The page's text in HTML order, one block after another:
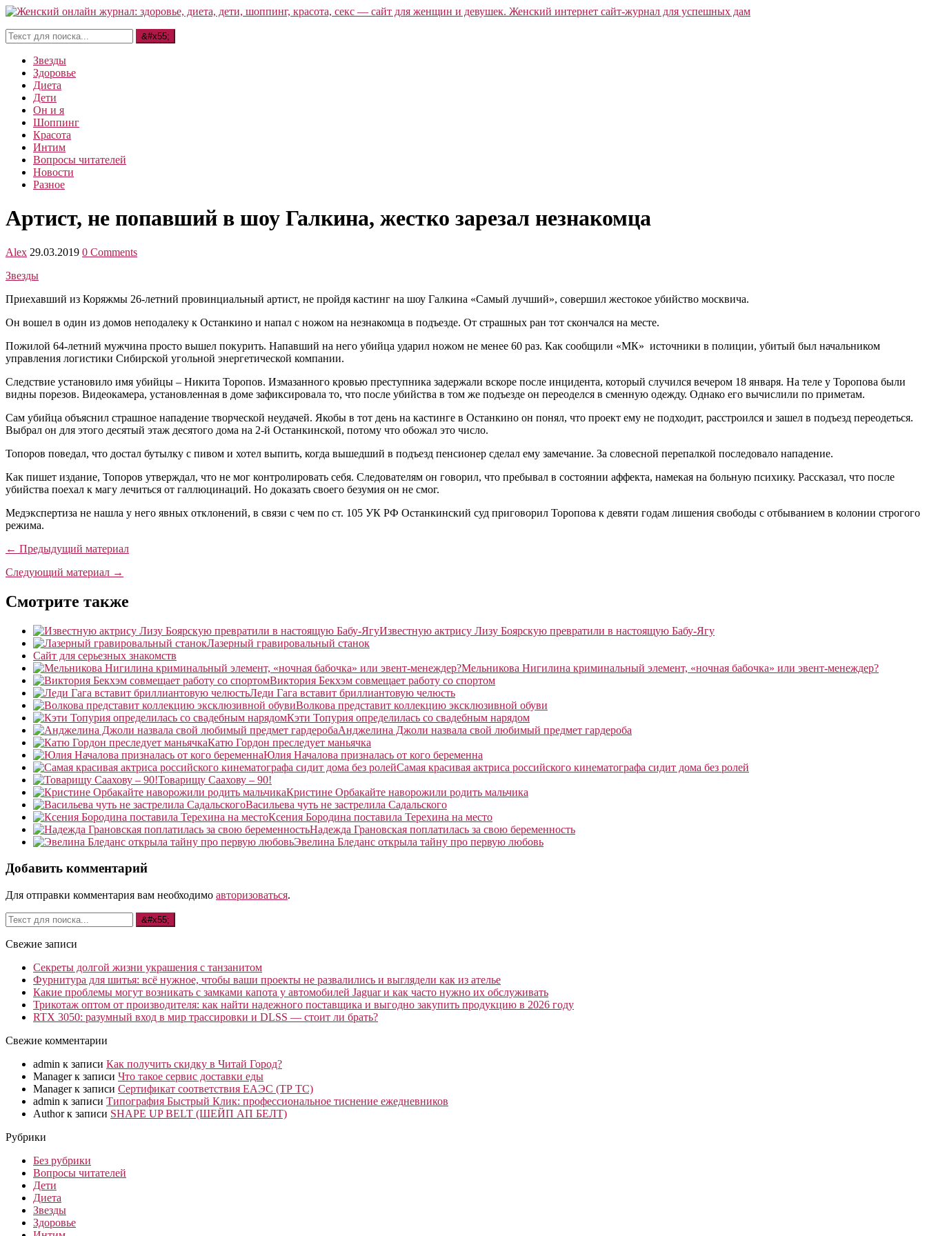
Звезды
Здоровье
Диета
Дети
Он и я
Шоппинг
Красота
Интим
Вопросы читателей
Новости
Разное
Артист, не попавший в шоу Галкина, жестко зарезал незнакомца
Alex 29.03.2019 0 Comments
Звезды
Приехавший из Коряжмы 26-летний провинциальный артист, не пройдя кастинг на шоу Галкина «Самый лучший», совершил жестокое убийство москвича.
Он вошел в один из домов неподалеку к Останкино и напал с ножом на незнакомца в подъезде. От страшных ран тот скончался на месте.
Пожилой 64-летний мужчина просто вышел покурить. Напавший на него убийца ударил ножом не менее 60 раз. Как сообщили «МК» источники в полиции, убитый был начальником
управления логистики Сибирской угольной энергетической компании.
Следствие установило имя убийцы – Никита Торопов. Измазанного кровью преступника задержали вскоре после инцидента, который случился вечером 18 января. На теле у Торопова были
видны порезов. Видеокамера, установленная в доме зафиксировала то, что после убийства в том же подъезде он переоделся в сменную одежду. Однако его вычислили по приметам.
Сам убийца объяснил страшное нападение творческой неудачей. Якобы в тот день на кастинге в Останкино он понял, что проект ему не подходит, расстроился и зашел в подъезд переодеться.
Выбрал он для этого десятый этаж десятого дома на 2-й Останкинской, потому что обожал это число.
Топоров поведал, что достал бутылку с пивом и хотел выпить, когда вышедший в подъезд пенсионер сделал ему замечание. За словесной перепалкой последовало нападение.
Как пишет издание, Топоров утверждал, что не мог контролировать себя. Следователям он говорил, что пребывал в состоянии аффекта, намекая на больную психику. Рассказал, что после
убийства поехал к магу лечиться от галлюцинаций. Но доказать своего безумия он не смог.
Медэкспертиза не нашла у него явных отклонений, в связи с чем по ст. 105 УК РФ Останкинский суд приговорил Торопова к девяти годам лишения свободы с отбыванием в колонии строгого
режима.
← Предыдущий материал
Следующий материал →
Смотрите также
Известную актрису Лизу Боярскую превратили в настоящую Бабу-Ягу
Лазерный гравировальный станок
Сайт для серьезных знакомств
Мельникова Нигилина криминальный элемент, «ночная бабочка» или эвент-менеждер?
Виктория Бекхэм совмещает работу со спортом
Леди Гага вставит бриллиантовую челюсть
Волкова представит коллекцию эксклюзивной обуви
Кэти Топурия определилась со свадебным нарядом
Анджелина Джоли назвала свой любимый предмет гардероба
Катю Гордон преследует маньячка
Юлия Началова призналась от кого беременна
Самая красивая актриса российского кинематографа сидит дома без ролей
Товарищу Саахову – 90!
Кристине Орбакайте наворожили родить мальчика
Васильева чуть не застрелила Садальского
Ксения Бородина поставила Терехина на место
Надежда Грановская поплатилась за свою беременность
Эвелина Бледанс открыла тайну про первую любовь
Добавить комментарий
Для отправки комментария вам необходимо авторизоваться.
Свежие записи
Секреты долгой жизни украшения с танзанитом
Фурнитура для шитья: всё нужное, чтобы ваши проекты не развалились и выглядели как из ателье
Какие проблемы могут возникать с замками капота у автомобилей Jaguar и как часто нужно их обслуживать
Трикотаж оптом от производителя: как найти надежного поставщика и выгодно закупить продукцию в 2026 году
RTX 3050: разумный вход в мир трассировки и DLSS — стоит ли брать?
Свежие комментарии
admin к записи Как получить скидку в Читай Город?
Managerк записи Что такое сервис доставки еды
Managerк записи Сертификат соответствия ЕАЭС (ТР ТС)
admin к записи Типография Быстрый Клик: профессиональное тиснение ежедневников
Authorк записи SHAPE UP BELT (ШЕЙП АП БЕЛТ)
Рубрики
Без рубрики
Вопросы читателей
Дети
Диета
Звезды
Здоровье